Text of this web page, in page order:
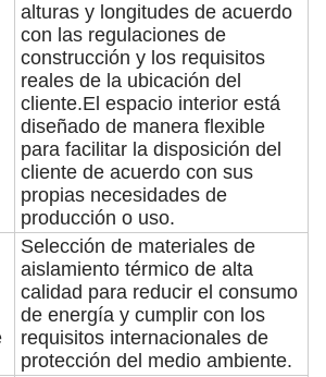
alturas y longitudes de acuerdo
con las regulaciones de
construcción y los requisitos
reales de la ubicación del
cliente.El espacio interior está
diseñado de manera flexible
para facilitar la disposición del
cliente de acuerdo con sus
propias necesidades de
producción o uso.
Selección de materiales de
aislamiento térmico de alta
calidad para reducir el consumo
de energía y cumplir con los
requisitos internacionales de
protección del medio ambiente.